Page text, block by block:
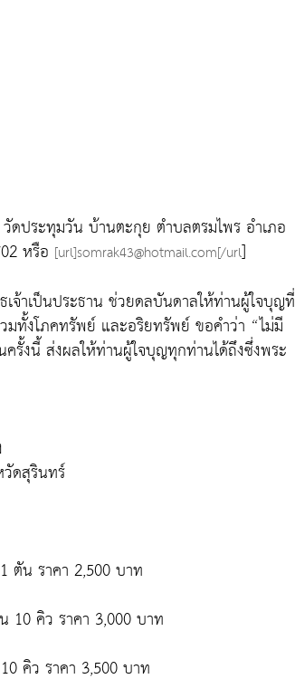
ดประทุมวัน บ้านตะกุย ตำบลตรมไพร อำเภอ
หรือ [url]somrak43@hotmail.com[/url]
จ้าเป็นประธาน ช่วยดลบันดาลให้ท่านผู้ใจบุญที่
ทั้งโภคทรัพย์ และอริยทรัพย์ ขอคำว่า “ไม่มี
รั้งนี้ ส่งผลให้ท่านผู้ใจบุญทุกท่านได้ถึงซึ่งพระ
ดสุรินทร์
ตัน ราคา 2,500 บาท
10 คิว ราคา 3,000 บาท
คิว ราคา 3,500 บาท